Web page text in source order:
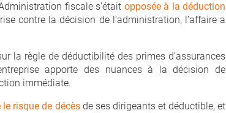
fiscale s’était opposée à la déduction
contre la décision de l’administration, l’affaire a
la règle de déductibilité des primes d’assurances
apporte des nuances à la décision de
immédiate.
risque de décèsde ses dirigeants et déductible, et